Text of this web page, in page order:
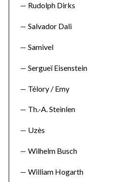
Rudolph Dirks
Salvador Dali
Samivel
Sergueï Eisenstein
Télory / Emy
Th.-A. Steinlen
Uzès
Wilhelm Busch
William Hogarth